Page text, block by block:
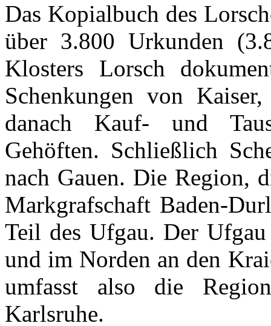
Das Kopialbuch des
über 3.800 Urkunden
Klosters Lorsch
Schenkungen von
danach Kauf- und
Gehöften. Schließlich
nach Gauen. Die Region,
Markgrafschaft Baden-
Teil des Ufgau. Der Ufgau
und im Norden an den
umfasst also die
Karlsruhe.